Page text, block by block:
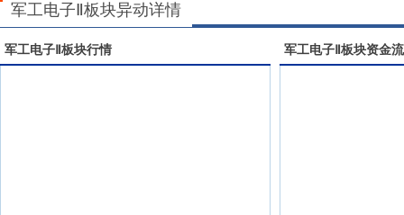
军工电子Ⅱ板块异动详情
军工电子Ⅱ 板块行情 军工电子Ⅱ 板块资金